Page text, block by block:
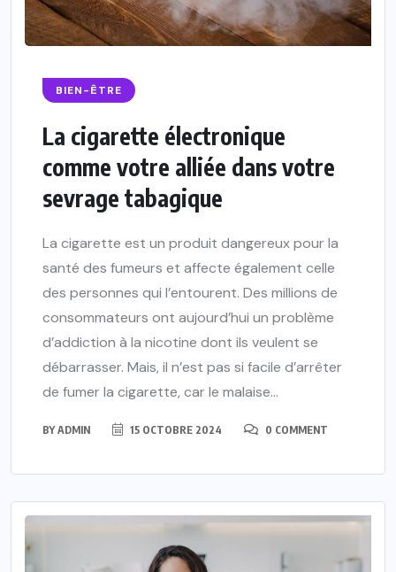
BIEN-ÊTRE
La cigarette électronique
comme votre alliée dans votre
sevrage tabagique
La cigarette est un produit dangereux pour la
santé des fumeurs et affecte également celle
des personnes qui l’entourent. Des millions de
consommateurs ont aujourd’hui un problème
d’addiction à la nicotine dont ils veulent se
débarrasser. Mais, il n’est pas si facile d’arrêter
de fumer la cigarette, car le malaise...
BYADMIN 15 OCTOBRE 2024 0 COMMENT